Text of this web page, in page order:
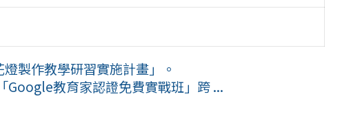
製作教學研習實施計畫」。
Google教育家認證免費實戰班」跨 ...